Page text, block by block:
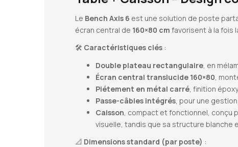
Le Bench Axis 6 est une solution de poste
écran central de 160×80 cm favorisent à la fois
🛠️ Caractéristiques clés :
Double plateau rectangulaire , en
Écran central translucide 160×80 ,
Piétement en métal carré , finition
Passe-câbles intégrés , pour une
Caisson , compact et fonctionnel, conçu
visuelle, tandis que sa structure
📐 Dimensions standard (par poste) :